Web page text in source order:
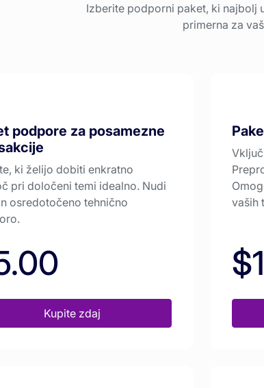
Izberite podporni paket, ki najbolj
primerna za
podpore za posamezne
ki želijo dobiti enkratno
pri določeni temi idealno. Nudi
osredotočeno tehnično
Kupite zdaj
vaših